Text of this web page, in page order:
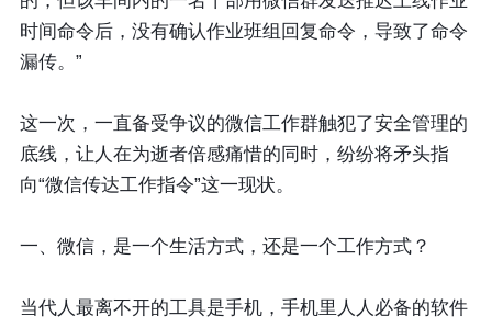
时间命令后，没有确认作业班组回复命令，导致了命令
漏传。”
这一次，一直备受争议的微信工作群触犯了安全管理的
底线，让人在为逝者倍感痛惜的同时，纷纷将矛头指
向“微信传达工作指令”这一现状。
一、微信，是一个生活方式，还是一个工作方式？
当代人最离不开的工具是手机，手机里人人必备的软件